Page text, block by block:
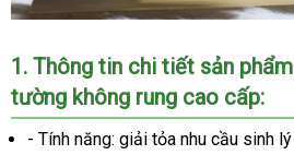
1ở
đâu
tốt
. Thông tin chi tiết sản phẩm
tường không rung cao cấp:
- Tính năng: giải tỏa nhu cầu sinh lý